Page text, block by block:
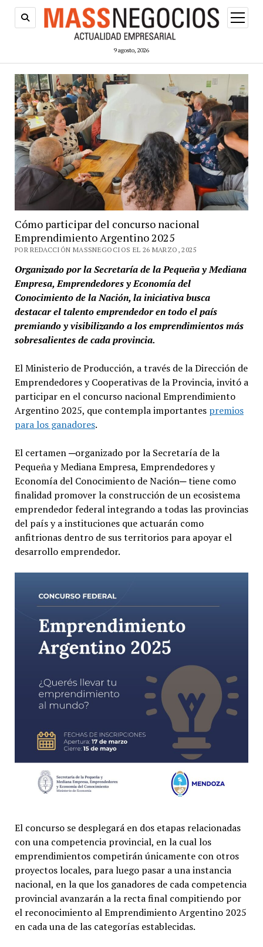
9 agosto, 2026
abrir
menú
Cómo participar del concurso nacional
Emprendimiento Argentino 2025
POR REDACCIÓN MASSNEGOCIOS EL 26 MARZO, 2025
Organizado por la Secretaría de la Pequeña y Mediana
Empresa, Emprendedores y Economía del
Conocimiento de la Nación, la iniciativa busca
destacar el talento emprendedor en todo el país
premiando y visibilizando a los emprendimientos más
sobresalientes de cada provincia.
El Ministerio de Producción, a través de la Dirección de
Emprendedores y Cooperativas de la Provincia, invitó a
participar en el concurso nacional Emprendimiento
Argentino 2025, que contempla importantes premios
para los ganadores.
El certamen ─organizado por la Secretaría de la
Pequeña y Mediana Empresa, Emprendedores y
Economía del Conocimiento de Nación─ tiene como
finalidad promover la construcción de un ecosistema
emprendedor federal integrando a todas las provincias
del país y a instituciones que actuarán como
anfitrionas dentro de sus territorios para apoyar el
desarrollo emprendedor.
El concurso se desplegará en dos etapas relacionadas
con una competencia provincial, en la cual los
emprendimientos competirán únicamente con otros
proyectos locales, para luego pasar a una instancia
nacional, en la que los ganadores de cada competencia
provincial avanzarán a la recta final compitiendo por
el reconocimiento al Emprendimiento Argentino 2025
en cada una de las categorías establecidas.